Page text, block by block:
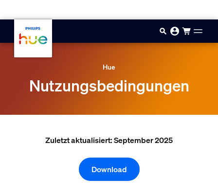
Hue
Nutzungsbedingungen
Zuletzt aktualisiert: September 2025
Download